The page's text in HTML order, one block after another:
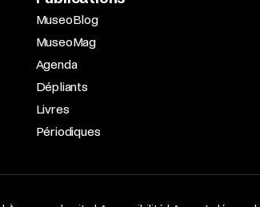
MuseoBlog
MuseoMag
Agenda
Dépliants
Livres
Périodiques